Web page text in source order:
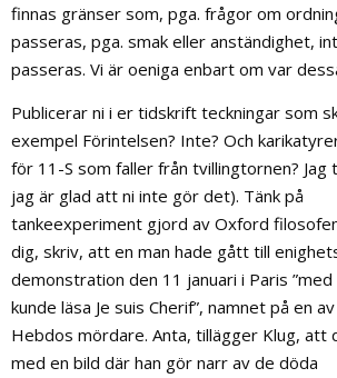
finnas gränser som, pga. frågor om
passeras, pga. smak eller anständighet,
passeras. Vi är oeniga enbart om var
Publicerar ni i er tidskrift teckningar som
exempel Förintelsen? Inte? Och
för 11-S som faller från tvillingtornen?
jag är glad att ni inte gör det). Tänk på
tankeexperiment gjord av Oxford
dig, skriv, att en man hade gått till
demonstration den 11 januari i Paris
kunde läsa Je suis Cherif”, namnet på en
Hebdos mördare. Anta, tillägger Klug, att
med en bild där han gör narr av de döda